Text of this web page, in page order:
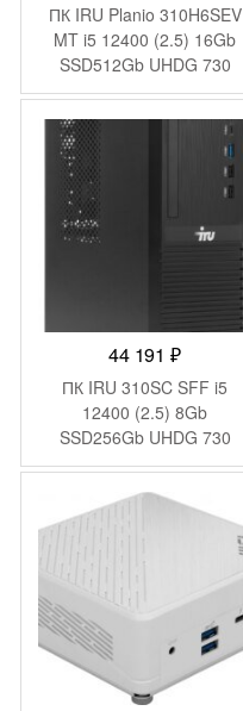
ПК IRU Planio 310H6SEV
MT i5 12400 (2.5) 16Gb
SSD512Gb UHDG 730
FreeDOS GbitEth 400W
черный (RUS) (2109280)
44 191₽
ПК IRU 310SC SFF i5
12400 (2.5) 8Gb
SSD256Gb UHDG 730
Windows 11 Pro GbitEth
200W черный (1969067)